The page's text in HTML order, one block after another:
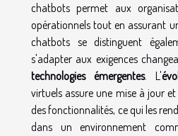
chatbots permet aux
opérationnels tout en assurant
chatbots se distinguent
s'adapter aux exigences
technologies émergentes. L'
virtuels assure une mise à jour
des fonctionnalités, ce qui les
dans un environnement